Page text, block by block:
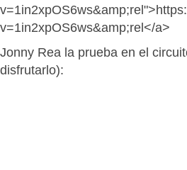
v=1in2xpOS6ws&amp;rel</a>
Jonny Rea la prueba en el
disfrutarlo):